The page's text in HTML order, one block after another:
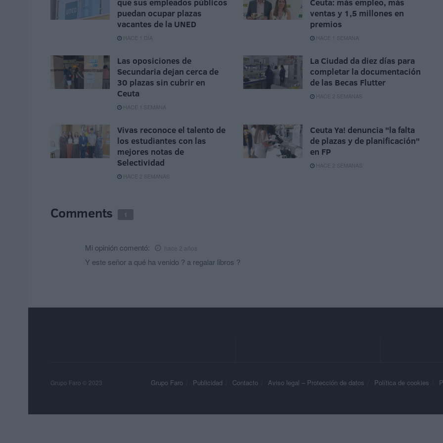
que sus empleados públicos
puedan ocupar plazas
vacantes de la UNED
HACE 1 DÍA
Ceuta: más empleo, más
ventas y 1,5 millones en
premios
HACE 1 SEMANA
Las oposiciones de
Secundaria dejan cerca de
30 plazas sin cubrir en
Ceuta
HACE 1 SEMANA
La Ciudad da diez días para
completar la documentación
de las Becas Flutter
HACE 2 SEMANAS
Vivas reconoce el talento de
los estudiantes con las
mejores notas de
Selectividad
HACE 2 SEMANAS
Ceuta Ya! denuncia "la falta
de plazas y de planificación"
en FP
HACE 2 SEMANAS
Comments 1
Mi opinión comentó: hace 2 años
Y este señor a qué ha venido ? a regalar libros ?
Grupo Faro Publicidad Contacto Aviso legal – Protección de datos Política de cookies
Grupo Faro © 2023